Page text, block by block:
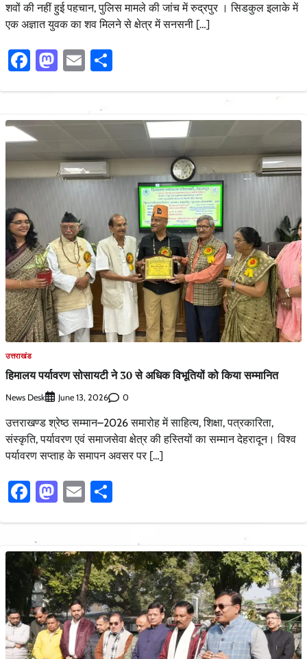
शवों की नहीं हुई पहचान, पुलिस मामले की जांच में रुद्रपुर । सिडकुल इलाके में
एक अज्ञात युवक का शव मिलने से क्षेत्र में सनसनी […]
Facebook
Mastodon
Email
उत्तराखंड
हिमालय पर्यावरण सोसायटी ने 30 से अधिक विभूतियों को किया सम्मानित
News Desk June 13, 2026 0
उत्तराखण्ड श्रेष्ठ सम्मान–2026 समारोह में साहित्य, शिक्षा, पत्रकारिता,
संस्कृति, पर्यावरण एवं समाजसेवा क्षेत्र की हस्तियों का सम्मान देहरादून। विश्व
पर्यावरण सप्ताह के समापन अवसर पर […]
Facebook
Mastodon
Email